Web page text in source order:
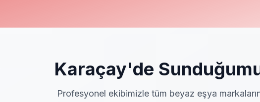
Karaçay'de
Profesyonel ekibimizle tüm beyaz eşya